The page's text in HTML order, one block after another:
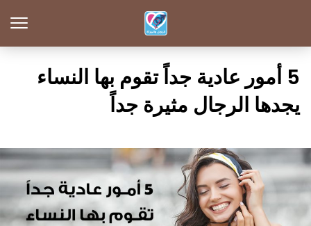
5 أمور عادية جداً تقوم بها النساء
يجدها الرجال مثيرة جداً